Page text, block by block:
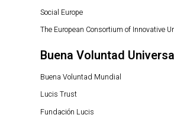
Social Europe
The European Consortium of Innovative
Buena Voluntad
Buena Voluntad Mundial
Lucis Trust
Fundación Lucis